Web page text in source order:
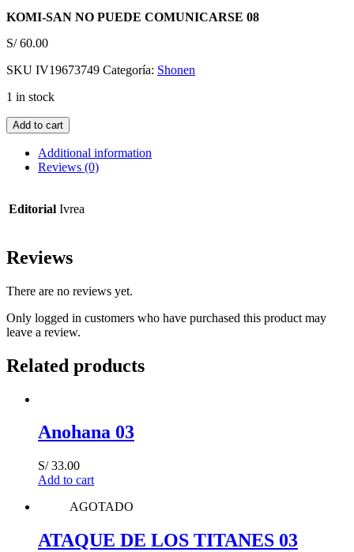
KOMI-SAN NO PUEDE COMUNICARSE 08
S/60.00
SKU IV19673749 Categoría: Shonen
1 in stock
KOMI-
SAN
PUEDE
quantity
Add to cart
Additional information
Reviews (0)
Editorial Ivrea
Reviews
There are no reviews yet.
Only logged in customers who have purchased this product may
leave a review.
Related products
Anohana 03
S/33.00
Add to cart
AGOTADO
ATAQUE DE LOS TITANES 03